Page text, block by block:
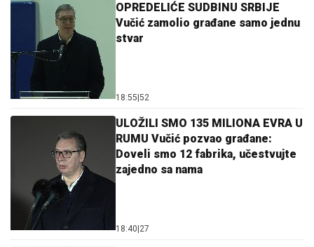
OPREDELIĆE SUDBINU SRBIJE
Vučić zamolio građane samo jednu
stvar
18:55 52
ULOŽILI SMO 135 MILIONA EVRA U
RUMU Vučić pozvao građane:
Doveli smo 12 fabrika, učestvujte
zajedno sa nama
18:40 27